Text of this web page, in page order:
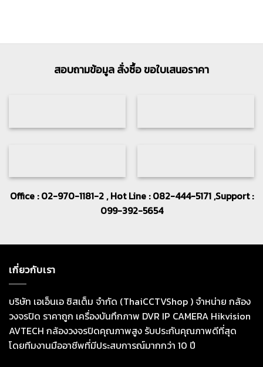
สอบถามข้อมูล สั่งซื้อ ขอใบเสนอราคา
Office : 02-970-1181-2 , Hot Line : 082-444-5171 ,Support :
099-392-5654
เกี่ยวกับเรา
บริษัท เอเอ็นเอ ซิสเต็ม จำกัด (ThaiCCTVShop ) จำหน่าย กล้อง
วงจรปิด ราคาถูก เครื่องบันทึกภาพ DVR IP CAMERA Hikvision
AVTECH กล้องวงจรปิดคุณภาพสูง รับประกันคุณภาพดีที่สุด
โดยทีมงานมืออาชีพที่มีประสบการณ์มากกว่า 10 ปี